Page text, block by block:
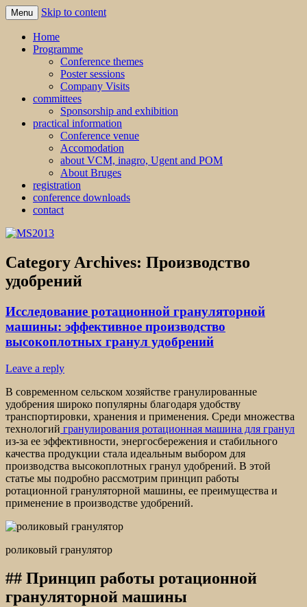
MS2013
Menu Skip to content
Home
Programme
Conference themes
Poster sessions
Company Visits
committees
Sponsorship and exhibition
practical information
Conference venue
Accomodation
about VCM, inagro, Ugent and POM
About Bruges
registration
conference downloads
contact
Category Archives: Производство
удобрений
Исследование ротационной грануляторной
машины: эффективное производство
высокоплотных гранул удобрений
Leave a reply
В современном сельском хозяйстве гранулированные
удобрения широко популярны благодаря удобству
транспортировки, хранения и применения. Среди множества
технологий гранулирования ротационная машина для гранул
из-за ее эффективности, энергосбережения и стабильного
качества продукции стала идеальным выбором для
производства высокоплотных гранул удобрений. В этой
статье мы подробно рассмотрим принцип работы
ротационной грануляторной машины, ее преимущества и
применение в производстве удобрений.
роликовый гранулятор
## Принцип работы ротационной
грануляторной машины